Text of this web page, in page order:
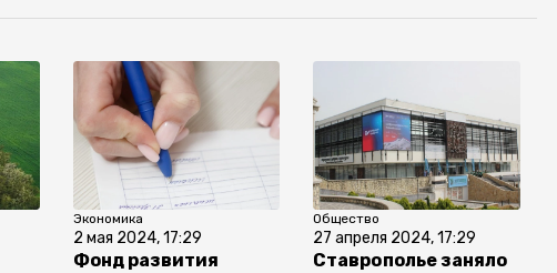
Экономика
2 мая 2024, 17:29
Фонд развития
Общество
27 апреля 2024, 17:29
Ставрополье заняло